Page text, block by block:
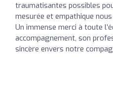
traumatisantes possibles
mesurée et empathique
Un immense merci à toute
accompagnement, son
sincère envers notre